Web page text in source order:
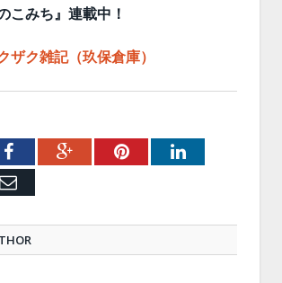
こみち』連載中！
ザク雑記（玖保倉庫）
FacebookGoogle+PinterestLinkedIn
Email